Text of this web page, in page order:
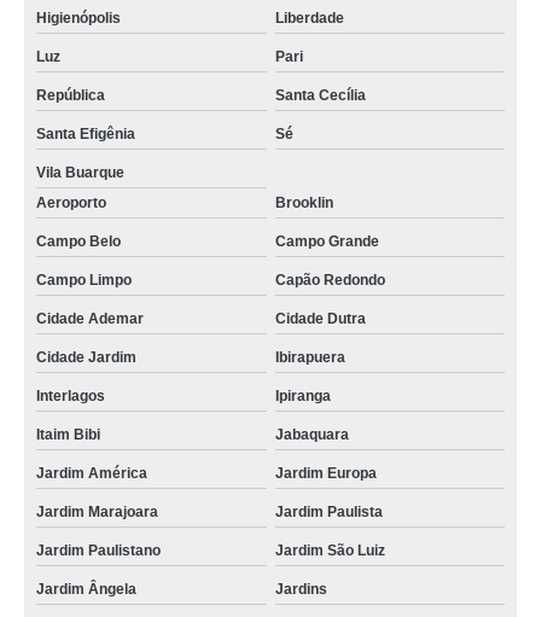
Higienópolis Liberdade
Luz Pari
República Santa Cecília
Santa Efigênia Sé
Vila Buarque
Aeroporto
Brooklin
Campo Belo Campo Grande
Campo Limpo Capão Redondo
Cidade Ademar Cidade Dutra
Cidade Jardim Ibirapuera
Interlagos Ipiranga
Itaim Bibi Jabaquara
Jardim América Jardim Europa
Jardim Marajoara Jardim Paulista
Jardim Paulistano Jardim São Luiz
Jardim Ângela Jardins